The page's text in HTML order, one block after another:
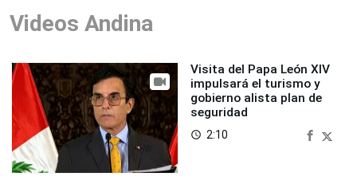
Videos Andina
Visita del Papa León XIV
impulsará el turismo y
gobierno alista plan de
seguridad
access_time 2:10